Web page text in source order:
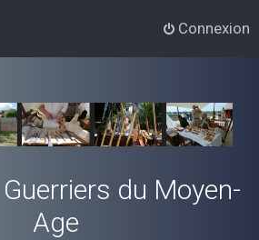
Connexion
du Moyen-
Age